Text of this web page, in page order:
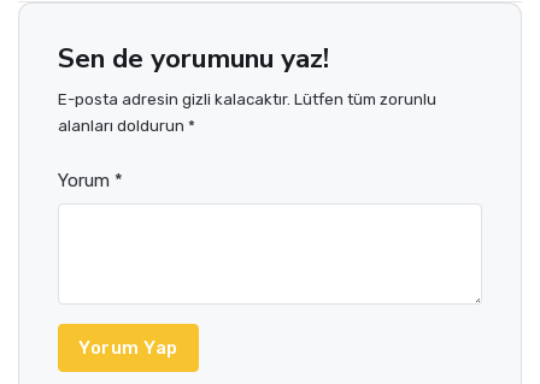
Sen de yorumunu yaz!
E-posta adresin gizli kalacaktır. Lütfen tüm zorunlu
alanları doldurun *
Yorum *
Yorum Yap